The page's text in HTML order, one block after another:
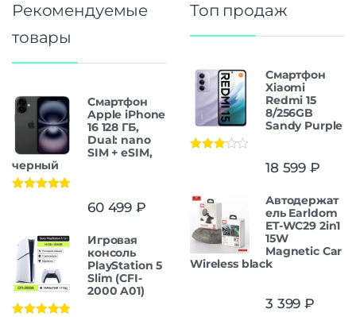
Рекомендуемые
товары
Смартфон
Apple iPhone
16 128 ГБ,
Dual: nano
SIM + eSIM,
черный
60 499 ₽
Игровая
консоль
PlayStation 5
Slim (CFI-
2000 A01)
Топ продаж
Смартфон
Xiaomi
Redmi 15
8/256GB
Sandy Purple
18 599 ₽
Автодержат
ель Earldom
ET-WC29 2in1
15W
Magnetic Car
Wireless black
3 399 ₽